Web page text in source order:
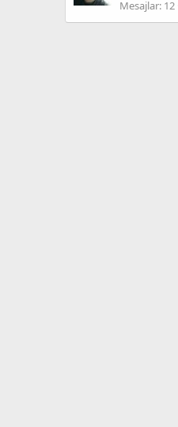
Mesajlar 12